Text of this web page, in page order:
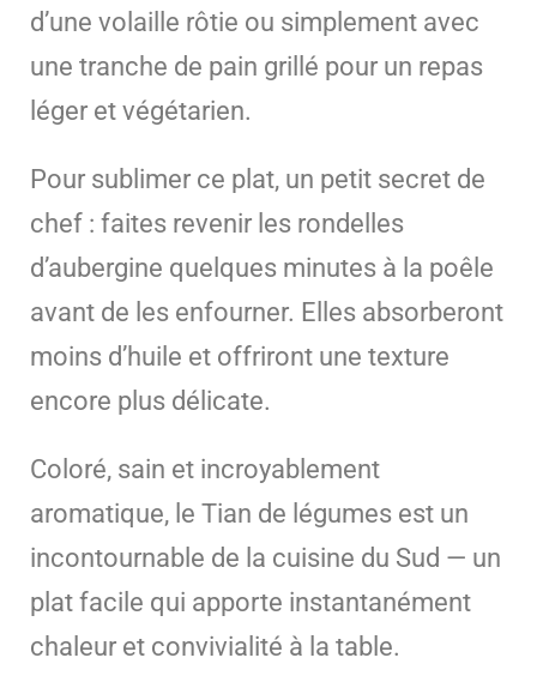
d’une volaille rôtie ou simplement avec
une tranche de pain grillé pour un repas
léger et végétarien.
Pour sublimer ce plat, un petit secret de
chef : faites revenir les rondelles
d’aubergine quelques minutes à la poêle
avant de les enfourner. Elles absorberont
moins d’huile et offriront une texture
encore plus délicate.
Coloré, sain et incroyablement
aromatique, le Tian de légumes est un
incontournable de la cuisine du Sud — un
plat facile qui apporte instantanément
chaleur et convivialité à la table.